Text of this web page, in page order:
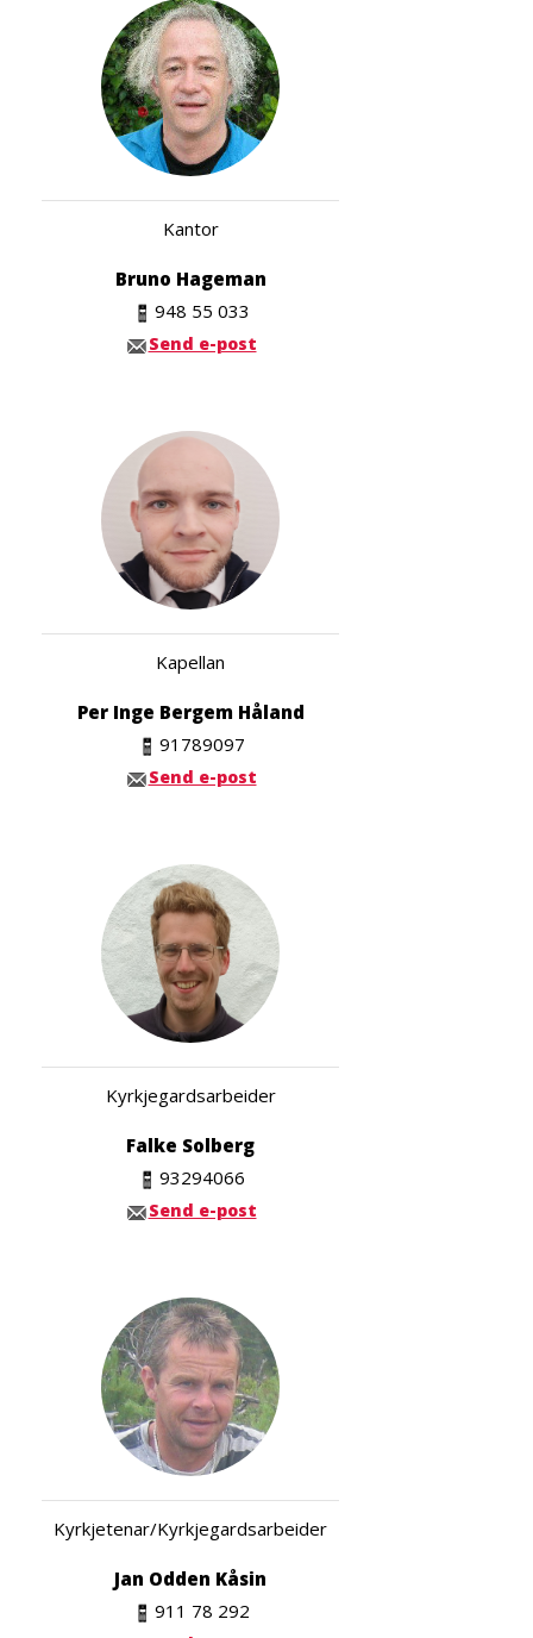
Kantor
Bruno Hageman
948 55 033
Send e-post
Kapellan
Per Inge Bergem Håland
91789097
Send e-post
Kyrkjegardsarbeider
Falke Solberg
93294066
Send e-post
Kyrkjetenar/Kyrkjegardsarbeider
Jan Odden Kåsin
911 78 292